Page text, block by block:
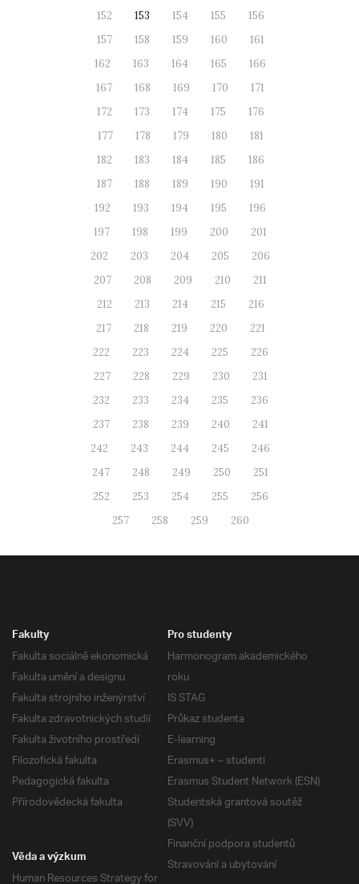
152
153 154 155
156
157
158 159 160
161
162
163 164 165
166
167
168 169 170
171
172
173 174 175
176
177
178 179 180
181
182
183 184 185
186
187
188 189 190
191
192
193 194 195
196
197
198 199 200
201
202
203 204 205
206
207
208 209 210
211
212
213 214 215
216
217
218 219 220
221
222
223 224 225
226
227
228 229 230
231
232
233 234 235
236
237
238 239 240
241
242
243 244 245
246
247
248 249 250
251
252
253 254 255
256
257
258 259 260
Fakulty
Fakulta sociálně ekonomická
Fakulta umění a designu
Fakulta strojního inženýrství
Fakulta zdravotnických studií
Fakulta životního prostředí
Filozofická fakulta
Pedagogická fakulta
Přírodovědecká fakulta
Pro studenty
Harmonogram akademického
roku
IS STAG
Průkaz studenta
E-learning
Erasmus+ – studenti
Erasmus Student Network (ESN)
Studentská grantová soutěž
(SVV)
Finanční podpora studentů
Stravování a ubytování
Věda a výzkum
Human Resources Strategy for